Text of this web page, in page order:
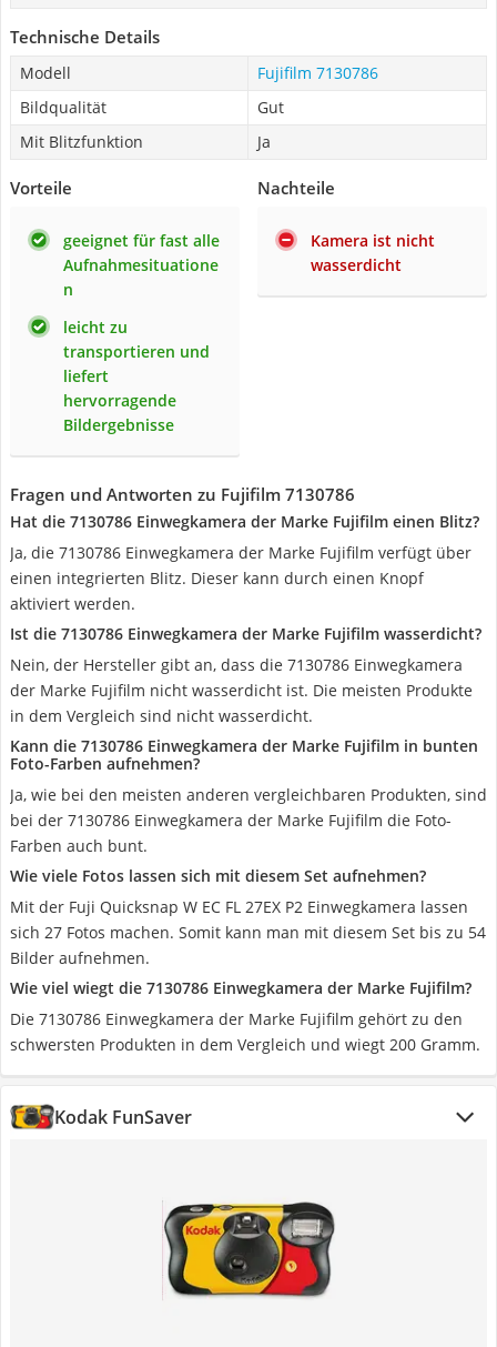
Technische Details
Modell
Fujifilm 7130786
Bildqualität
Gut
Mit Blitzfunktion
Ja
Vorteile
geeignet für fast alle
Aufnahmesituatione
n
leicht zu
transportieren und
liefert
hervorragende
Bildergebnisse
Nachteile
Kamera ist nicht
wasserdicht
Fragen und Antworten zu Fujifilm 7130786
Hat die 7130786 Einwegkamera der Marke Fujifilm einen Blitz?
Ja, die 7130786 Einwegkamera der Marke Fujifilm verfügt über
einen integrierten Blitz. Dieser kann durch einen Knopf
aktiviert werden.
Ist die 7130786 Einwegkamera der Marke Fujifilm wasserdicht?
Nein, der Hersteller gibt an, dass die 7130786 Einwegkamera
der Marke Fujifilm nicht wasserdicht ist. Die meisten Produkte
in dem Vergleich sind nicht wasserdicht.
Kann die 7130786 Einwegkamera der Marke Fujifilm in bunten
Foto-Farben aufnehmen?
Ja, wie bei den meisten anderen vergleichbaren Produkten, sind
bei der 7130786 Einwegkamera der Marke Fujifilm die Foto-
Farben auch bunt.
Wie viele Fotos lassen sich mit diesem Set aufnehmen?
Mit der Fuji Quicksnap W EC FL 27EX P2 Einwegkamera lassen
sich 27 Fotos machen. Somit kann man mit diesem Set bis zu 54
Bilder aufnehmen.
Wie viel wiegt die 7130786 Einwegkamera der Marke Fujifilm?
Die 7130786 Einwegkamera der Marke Fujifilm gehört zu den
schwersten Produkten in dem Vergleich und wiegt 200 Gramm.
Kodak FunSaver